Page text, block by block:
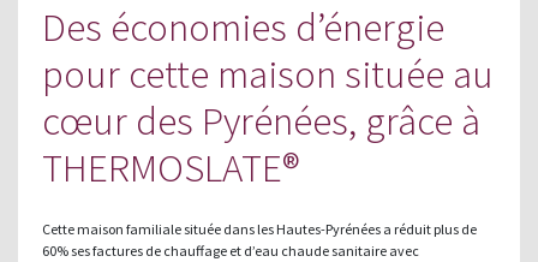
Des économies d’énergie
pour cette maison située au
cœur des Pyrénées, grâce à
THERMOSLATE®
Cette maison familiale située dans les Hautes-Pyrénées a réduit plus de
60% ses factures de chauffage et d’eau chaude sanitaire avec